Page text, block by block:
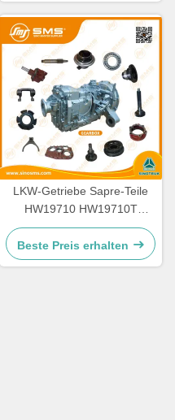
LKW-Getriebe Sapre-Teile
HW19710 HW19710T
HW19712 Sinotruk Howo
Beste Preis erhalten